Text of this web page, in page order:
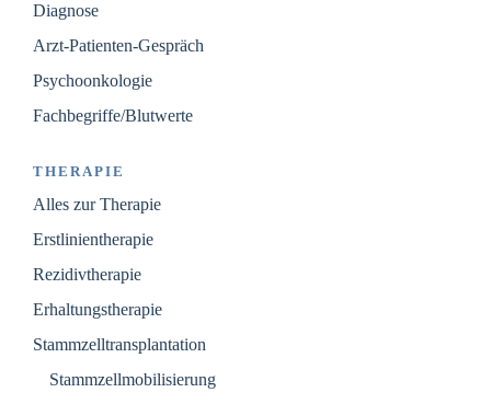
Diagnose
Arzt-Patienten-Gespräch
Psychoonkologie
Fachbegriffe/Blutwerte
THERAPIE
Alles zur Therapie
Erstlinientherapie
Rezidivtherapie
Erhaltungstherapie
Stammzelltransplantation
Stammzellmobilisierung